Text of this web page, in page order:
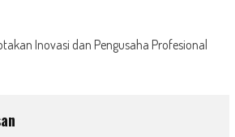
Inovasi dan Pengusaha Profesional